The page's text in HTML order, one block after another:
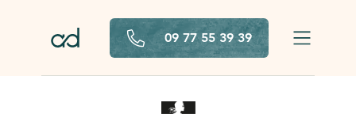
09 77 55 39 39